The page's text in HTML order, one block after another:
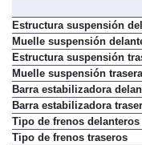
Estructura suspensión
Muelle suspensión
Estructura suspensión
Muelle suspensión trasera
Barra estabilizadora
Barra estabilizadora
Tipo de frenos delanteros
Tipo de frenos traseros